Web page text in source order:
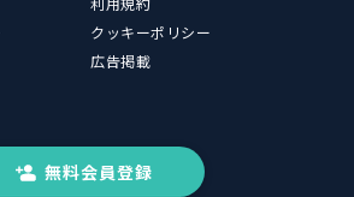
クッキーポリシー
広告掲載
無料会員登録